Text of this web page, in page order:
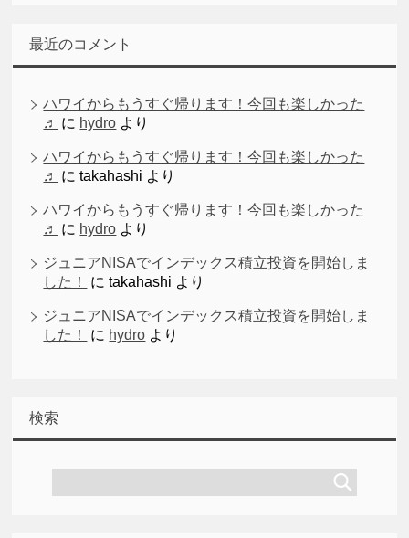
最近のコメント
ハワイからもうすぐ帰ります！今回も楽しかった
♬
に hydro より
ハワイからもうすぐ帰ります！今回も楽しかった
♬
にtakahashi より
ハワイからもうすぐ帰ります！今回も楽しかった
♬
に hydro より
ジュニアNISAでインデックス積立投資を開始しま
した！
にtakahashi より
ジュニアNISAでインデックス積立投資を開始しま
した！
に hydro より
検索